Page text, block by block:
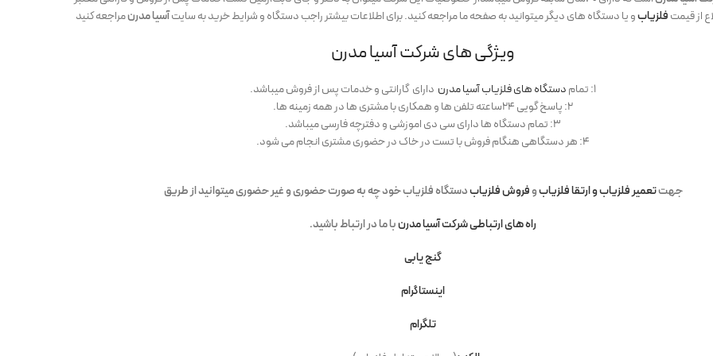
از قیمتفلزیابو یا دستگاه های دیگر میتوانید به صفحه ما مراجعه کنید. برای اطلاعات بیشتر راجب دستگاه و شرایط خرید به سایتآسیا مدرنمراجعه کنید
ویژگی های شرکت آسیا مدرن
۱: تمام دستگاه های فلزیاب آسیا مدرن دارای گارانتی و خدمات پس از فروش میباشد.
۲: پاسخ گویی ۲۴ساعته تلفن ها و همکاری با مشتری ها در همه زمینه ها.
۳: تمام دستگاه ها دارای سی دی اموزشی و دفترچه فارسی میباشد.
۴: هر دستگاهی هنگام فروش با تست در خاک در حضوری مشتری انجام می شود.
جهتتعمیر فلزیاب و ارتقا فلزیابوفروش فلزیابدستگاه فلزیابخود چه به صورت حضوری و غیر حضوری میتوانید از طریق
راه های ارتباطی شرکت آسیا مدرنبا ما در ارتباط باشید.
گنج یابی
اینستاگرام
تلگرام